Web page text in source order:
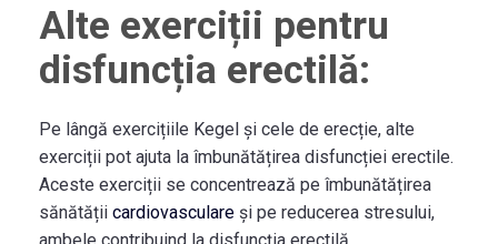
Alte exerciții pentru
disfuncția erectilă:
Pe lângă exercițiile Kegel și cele de erecție, alte
exerciții pot ajuta la îmbunătățirea disfuncției erectile.
Aceste exerciții se concentrează pe îmbunătățirea
sănătății cardiovasculareși pe reducerea stresului,